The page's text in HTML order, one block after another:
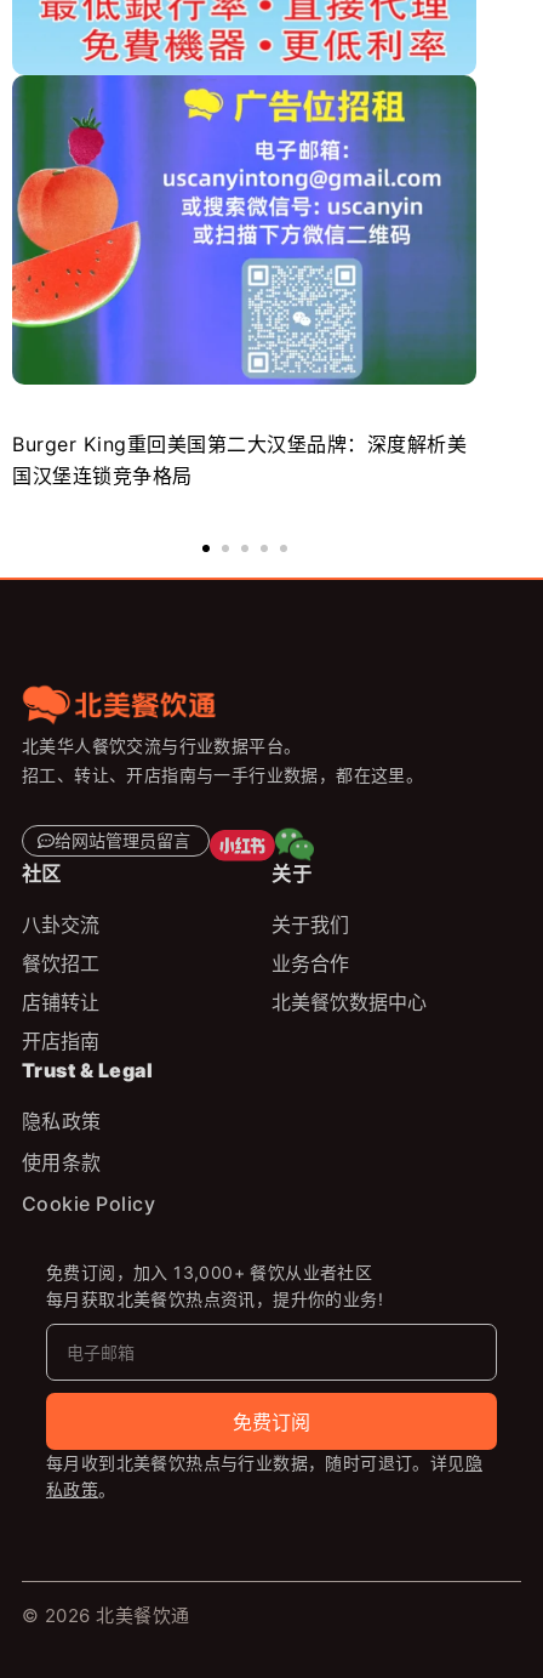
Burger King重回美国第二大汉堡品牌：深度解析美
国汉堡连锁竞争格局
北美华人餐饮交流与行业数据平台。
招工、转让、开店指南与一手行业数据，都在这里。
给网站管理员留言
社区
八卦交流
餐饮招工
店铺转让
开店指南
关于
关于我们
业务合作
北美餐饮数据中心
Trust & Legal
隐私政策
使用条款
Cookie Policy
免费订阅，加入 13,000+ 餐饮从业者社区
每月获取北美餐饮热点资讯，提升你的业务!
免费订阅
每月收到北美餐饮热点与行业数据，随时可退订。详见隐
私政策。
© 2026 北美餐饮通